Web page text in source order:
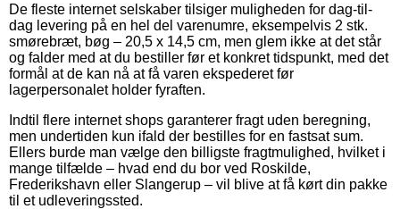
De fleste internet selskaber tilsiger muligheden for dag-til-
dag levering på en hel del varenumre, eksempelvis 2 stk.
smørebræt, bøg – 20,5 x 14,5 cm, men glem ikke at det står
og falder med at du bestiller før et konkret tidspunkt, med det
formål at de kan nå at få varen ekspederet før
lagerpersonalet holder fyraften.
Indtil flere internet shops garanterer fragt uden beregning,
men undertiden kun ifald der bestilles for en fastsat sum.
Ellers burde man vælge den billigste fragtmulighed, hvilket i
mange tilfælde – hvad end du bor ved Roskilde,
Frederikshavn eller Slangerup – vil blive at få kørt din pakke
til et udleveringssted.